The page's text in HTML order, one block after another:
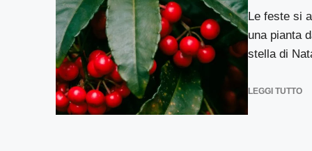
Le feste si
una pianta
stella di
LEGGI TUTTO